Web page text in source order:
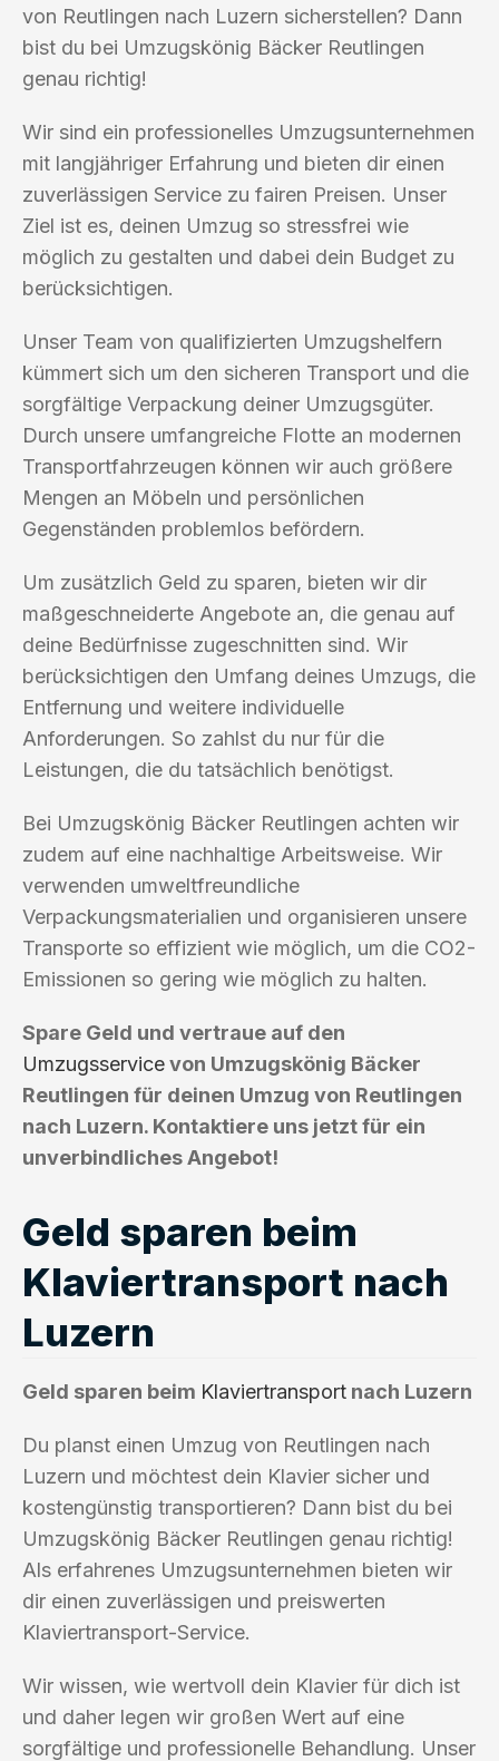
von Reutlingen nach Luzern sicherstellen? Dann
bist du bei Umzugskönig Bäcker Reutlingen
genau richtig!
Wir sind ein professionelles Umzugsunternehmen
mit langjähriger Erfahrung und bieten dir einen
zuverlässigen Service zu fairen Preisen. Unser
Ziel ist es, deinen Umzug so stressfrei wie
möglich zu gestalten und dabei dein Budget zu
berücksichtigen.
Unser Team von qualifizierten Umzugshelfern
kümmert sich um den sicheren Transport und die
sorgfältige Verpackung deiner Umzugsgüter.
Durch unsere umfangreiche Flotte an modernen
Transportfahrzeugen können wir auch größere
Mengen an Möbeln und persönlichen
Gegenständen problemlos befördern.
Um zusätzlich Geld zu sparen, bieten wir dir
maßgeschneiderte Angebote an, die genau auf
deine Bedürfnisse zugeschnitten sind. Wir
berücksichtigen den Umfang deines Umzugs, die
Entfernung und weitere individuelle
Anforderungen. So zahlst du nur für die
Leistungen, die du tatsächlich benötigst.
Bei Umzugskönig Bäcker Reutlingen achten wir
zudem auf eine nachhaltige Arbeitsweise. Wir
verwenden umweltfreundliche
Verpackungsmaterialien und organisieren unsere
Transporte so effizient wie möglich, um die CO2-
Emissionen so gering wie möglich zu halten.
Spare Geld und vertraue auf den
Umzugsservicevon Umzugskönig Bäcker
Reutlingen für deinen Umzug von Reutlingen
nach Luzern. Kontaktiere uns jetzt für ein
unverbindliches Angebot!
Geld sparen beim
Klaviertransport nach
Luzern
Geld sparen beim Klaviertransport nach Luzern
Du planst einen Umzug von Reutlingen nach
Luzern und möchtest dein Klavier sicher und
kostengünstig transportieren? Dann bist du bei
Umzugskönig Bäcker Reutlingen genau richtig!
Als erfahrenes Umzugsunternehmen bieten wir
dir einen zuverlässigen und preiswerten
Klaviertransport-Service.
Wir wissen, wie wertvoll dein Klavier für dich ist
und daher legen wir großen Wert auf eine
sorgfältige und professionelle Behandlung. Unser